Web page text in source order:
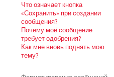
Что означает кнопка
«Сохранить» при создании
сообщения?
Почему моё сообщение
требует одобрения?
Как мне вновь поднять мою
тему?